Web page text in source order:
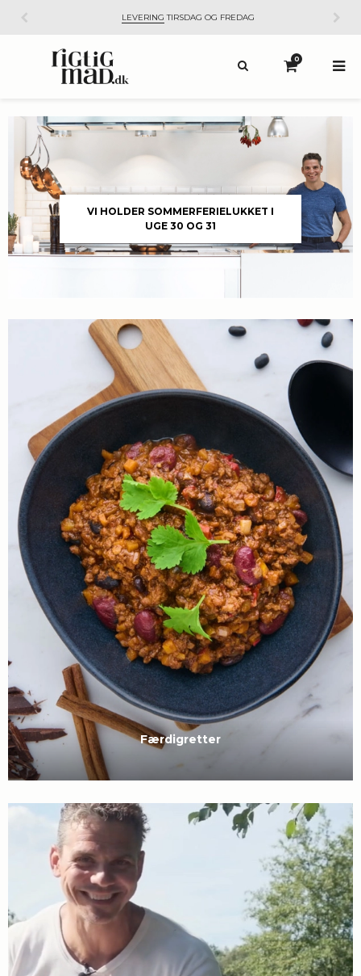
KUNDESERVICE SUPPORT@RIGTIGMAD.DK
0
VI HOLDER SOMMERFERIELUKKET I
UGE 30 OG 31
Færdigretter